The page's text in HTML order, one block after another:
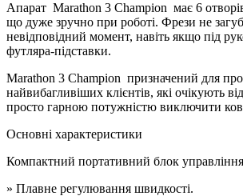
Апарат Marathon 3 Champion має 6
що дуже зручно при роботі. Фрези не
невідповідний момент, навіть якщо під
футляра-підставки.
Marathon 3 Champion призначений для
найвибагливіших клієнтів, які очікують
просто гарною потужністю виключити
Основні характеристики
Компактний портативний блок
» Плавне регулювання швидкості.